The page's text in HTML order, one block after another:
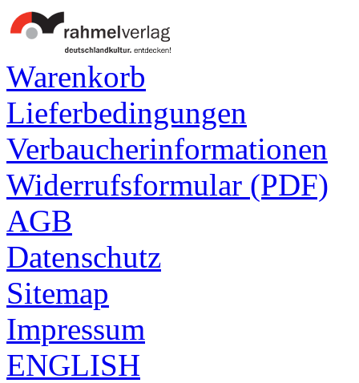
Warenkorb
Lieferbedingungen
Verbaucherinformationen
Widerrufsformular (PDF)
AGB
Datenschutz
Sitemap
Impressum
ENGLISH